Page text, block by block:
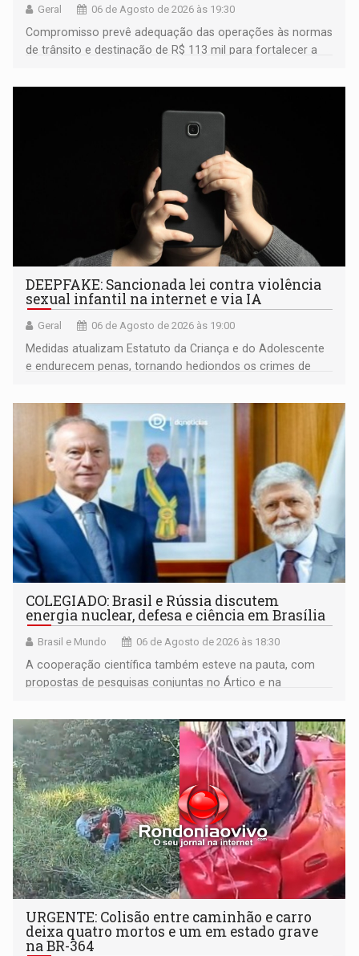
Geral 06 de Agosto de 2026 às 19:30
Compromisso prevê adequação das operações às normas
de trânsito e destinação de R$ 113 mil para fortalecer a
DEEPFAKE: Sancionada lei contra violência
sexual infantil na internet e via IA
Geral 06 de Agosto de 2026 às 19:00
Medidas atualizam Estatuto da Criança e do Adolescente
e endurecem penas, tornando hediondos os crimes de
COLEGIADO: Brasil e Rússia discutem
energia nuclear, defesa e ciência em Brasília
Brasil e Mundo 06 de Agosto de 2026 às 18:30
A cooperação científica também esteve na pauta, com
propostas de pesquisas conjuntas no Ártico e na
URGENTE: Colisão entre caminhão e carro
deixa quatro mortos e um em estado grave
na BR-364